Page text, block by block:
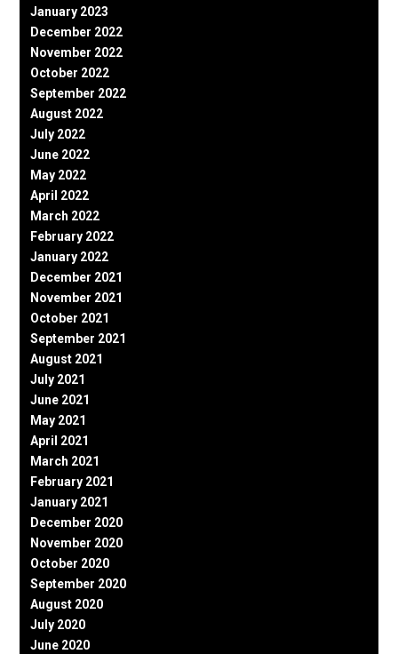
January 2023
December 2022
November 2022
October 2022
September 2022
August 2022
July 2022
June 2022
May 2022
April 2022
March 2022
February 2022
January 2022
December 2021
November 2021
October 2021
September 2021
August 2021
July 2021
June 2021
May 2021
April 2021
March 2021
February 2021
January 2021
December 2020
November 2020
October 2020
September 2020
August 2020
July 2020
June 2020